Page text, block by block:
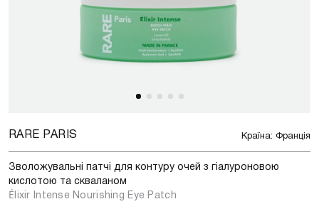
RARE PARIS Країна: Франція
Зволожувальні патчі для контуру очей з гіалуроновою
кислотою та скваланом
Élixir Intense Nourishing Eye Patch